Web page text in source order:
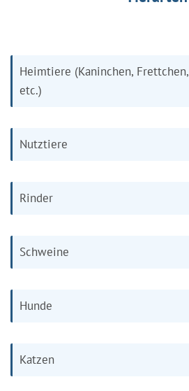
Heimtiere (Kaninchen, Frettchen,
etc.)
Nutztiere
Rinder
Schweine
Hunde
Katzen